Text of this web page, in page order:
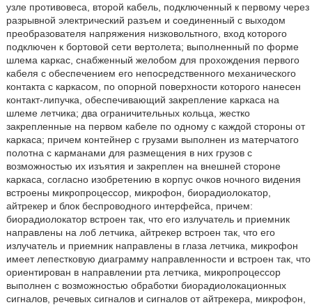
узле противовеса, второй кабель, подключенный к первому через
разрывной электрический разъем и соединенный с выходом
преобразователя напряжения низковольтного, вход которого
подключен к бортовой сети вертолета; выполненный по форме
шлема каркас, снабженный желобом для прохождения первого
кабеля с обеспечением его непосредственного механического
контакта с каркасом, по опорной поверхности которого нанесен
контакт-липучка, обеспечивающий закрепление каркаса на
шлеме летчика; два ограничительных кольца, жестко
закрепленные на первом кабеле по одному с каждой стороны от
каркаса; причем контейнер с грузами выполнен из матерчатого
полотна с карманами для размещения в них грузов с
возможностью их изъятия и закреплен на внешней стороне
каркаса, согласно изобретению в корпус очков ночного видения
встроены микропроцессор, микрофон, биорадиолокатор,
айтрекер и блок беспроводного интерфейса, причем:
биорадиолокатор встроен так, что его излучатель и приемник
направлены на лоб летчика, айтрекер встроен так, что его
излучатель и приемник направлены в глаза летчика, микрофон
имеет лепестковую диаграмму направленности и встроен так, что
ориентирован в направлении рта летчика, микропроцессор
выполнен с возможностью обработки биорадиолокационных
сигналов, речевых сигналов и сигналов от айтрекера, микрофон,